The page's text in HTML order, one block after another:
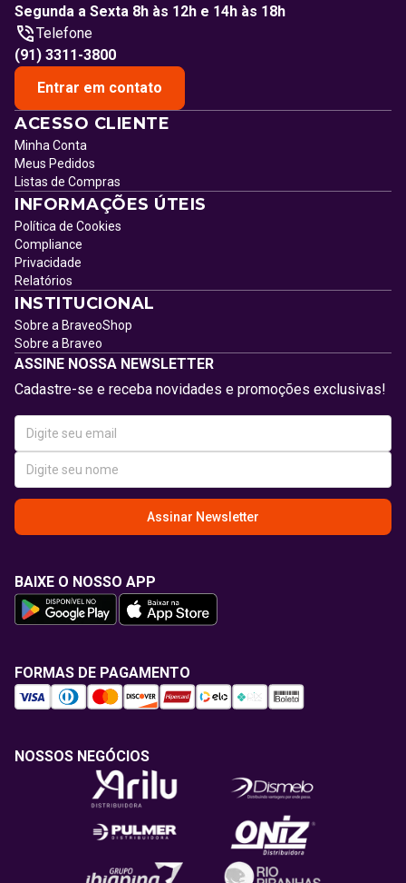
Segunda a Sexta 8h às 12h e 14h às 18h
Telefone
(91) 3311-3800
Entrar em contato
ACESSO CLIENTE
Minha Conta
Meus Pedidos
Listas de Compras
INFORMAÇÕES ÚTEIS
Política de Cookies
Compliance
Privacidade
Relatórios
INSTITUCIONAL
Sobre a BraveoShop
Sobre a Braveo
ASSINE NOSSA NEWSLETTER
Cadastre-se e receba novidades e promoções exclusivas!
Assinar Newsletter
BAIXE O NOSSO APP
FORMAS DE PAGAMENTO
NOSSOS NEGÓCIOS